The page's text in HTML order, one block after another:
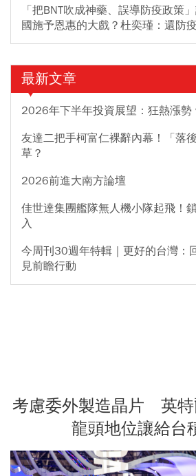
「把BNT吹成神藥、誤導防疫政策
國施予恩惠的大戲？杜奕瑾：還防
最新文章
2026年下半年投資展望：狂熱漲勢
友達二把手柯富仁裸辭內幕！「落
草？
2026前進大南方論壇
佳世達集團艦隊無人機小隊起飛！
入
今周刊30週年特輯｜更好的台灣：
見前瞻行動
考慮委外製造晶片 英特
龍頭地位讓給台